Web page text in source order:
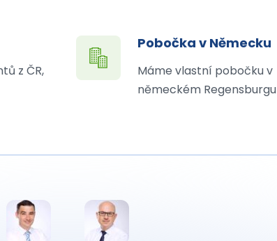
z ČR,
Pobočka v Německu
Máme vlastní pobočku v
německém Regensburgu